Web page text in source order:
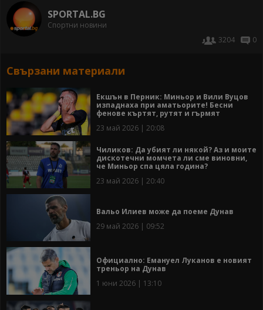
SPORTAL.BG
Спортни новини
3204
0
Свързани материали
Екшън в Перник: Миньор и Вили Вуцов
изпаднаха при аматьорите! Бесни
фенове къртят, рутят и гърмят
23 май 2026 | 20:08
Чиликов: Да убият ли някой? Аз и моите
дискотечни момчета ли сме виновни,
че Миньор спа цяла година?
23 май 2026 | 20:40
Вальо Илиев може да поеме Дунав
29 май 2026 | 09:52
Официално: Емануел Луканов е новият
треньор на Дунав
1 юни 2026 | 13:10